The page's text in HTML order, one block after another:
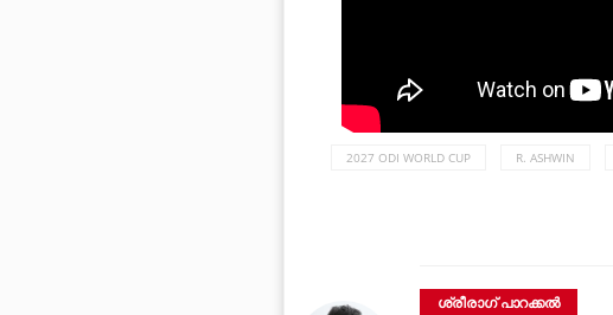
2027 ODI WORLD CUP R. ASHWIN
ശ്രീരാഗ് പാറക്കല്‍